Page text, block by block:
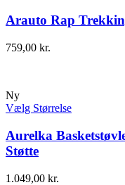
Arauto Rap
759,00 kr.
Ny
Vælg Størrelse
Aurelka
Støtte
1.049,00 kr.